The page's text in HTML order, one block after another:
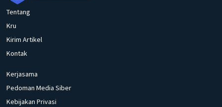
Tentang
Kru
Kirim Artikel
Kontak
Kerjasama
Pedoman Media Siber
Kebijakan Privasi